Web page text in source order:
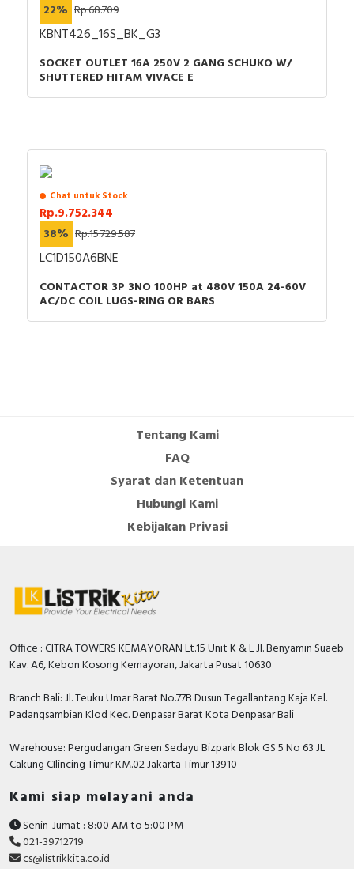
22% Rp.68.709
KBNT426_16S_BK_G3
SOCKET OUTLET 16A 250V 2 GANG SCHUKO W/
SHUTTERED HITAM VIVACE E
Chat untuk Stock
Rp.9.752.344
38% Rp.15.729.587
LC1D150A6BNE
CONTACTOR 3P 3NO 100HP at 480V 150A 24-60V
AC/DC COIL LUGS-RING OR BARS
Tentang Kami
FAQ
Syarat dan Ketentuan
Hubungi Kami
Kebijakan Privasi
Office : CITRA TOWERS KEMAYORAN Lt.15 Unit K & L Jl. Benyamin Suaeb
Kav. A6, Kebon Kosong Kemayoran, Jakarta Pusat 10630
Branch Bali: Jl. Teuku Umar Barat No.77B Dusun Tegallantang Kaja Kel.
Padangsambian Klod Kec. Denpasar Barat Kota Denpasar Bali
Warehouse: Pergudangan Green Sedayu Bizpark Blok GS 5 No 63 JL
Cakung CIlincing Timur KM.02 Jakarta Timur 13910
Kami siap melayani anda
Senin-Jumat : 8:00 AM to 5:00 PM
021-39712719
cs@listrikkita.co.id